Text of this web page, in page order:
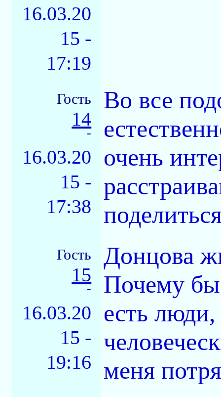
16.03.20
15 -
17:19
Гость
14
-
16.03.20
15 -
17:38
Во все
очень
Гость
15
-
16.03.20
15 -
19:16
Донцова
Почему
есть
меня